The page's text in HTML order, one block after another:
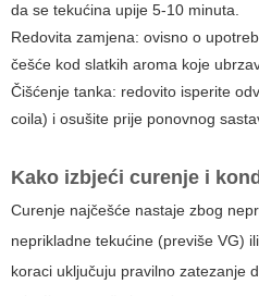
da se tekućina upije 5-10 minuta.
Redovita zamjena: ovisno o
češće kod slatkih aroma koje
Čišćenje tanka: redovito isperite
coila) i osušite prije ponovnog
Kako izbjeći curenje i
Curenje najčešće nastaje zbog
neprikladne tekućine (previše VG)
koraci uključuju pravilno zatezanje